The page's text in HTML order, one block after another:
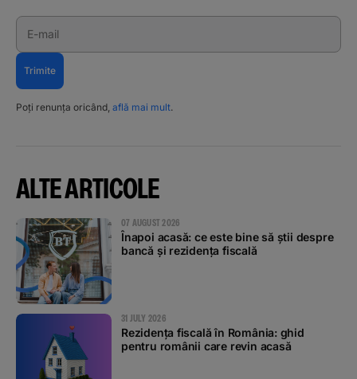
E-mail
Trimite
Poți renunța oricând, află mai mult.
ALTE ARTICOLE
07 AUGUST 2026
Înapoi acasă: ce este bine să știi despre
bancă și rezidența fiscală
31 JULY 2026
Rezidența fiscală în România: ghid
pentru românii care revin acasă